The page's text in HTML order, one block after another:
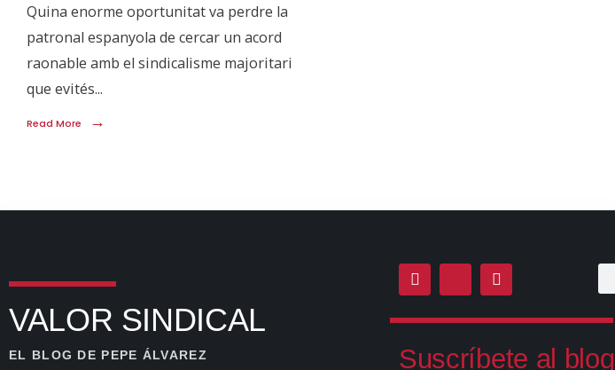
Quina enorme oportunitat va perdre la
patronal espanyola de cercar un acord
raonable amb el sindicalisme majoritari
que evités...
Read More →
VALOR SINDICAL
EL BLOG DE PEPE ÁLVAREZ Suscríbete al blog